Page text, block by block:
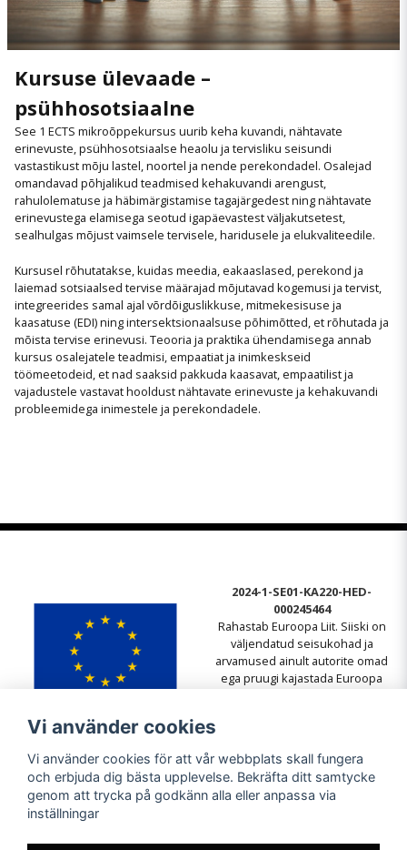
Kursuse ülevaade –
psühhosotsiaalne
See 1 ECTS mikroõppekursus uurib keha kuvandi, nähtavate
erinevuste, psühhosotsiaalse heaolu ja tervisliku seisundi
vastastikust mõju lastel, noortel ja nende perekondadel. Osalejad
omandavad põhjalikud teadmised kehakuvandi arengust,
rahulolematuse ja häbimärgistamise tagajärgedest ning nähtavate
erinevustega elamisega seotud igapäevastest väljakutsetest,
sealhulgas mõjust vaimsele tervisele, haridusele ja elukvaliteedile.
Kursusel rõhutatakse, kuidas meedia, eakaaslased, perekond ja
laiemad sotsiaalsed tervise määrajad mõjutavad kogemusi ja tervist,
integreerides samal ajal võrdõiguslikkuse, mitmekesisuse ja
kaasatuse (EDI) ning intersektsionaalsuse põhimõtted, et rõhutada ja
mõista tervise erinevusi. Teooria ja praktika ühendamisega annab
kursus osalejatele teadmisi, empaatiat ja inimkeskseid
töömeetodeid, et nad saaksid pakkuda kaasavat, empaatilist ja
vajadustele vastavat hooldust nähtavate erinevuste ja kehakuvandi
probleemidega inimestele ja perekondadele.
2024-1-SE01-KA220-HED-
000245464
Rahastab Euroopa Liit. Siiski on
väljendatud seisukohad ja
arvamused ainult autorite omad
ega pruugi kajastada Euroopa
Vi använder cookies
Vi använder cookies för att vår webbplats skall fungera
och erbjuda dig bästa upplevelse. Bekräfta ditt samtycke
genom att trycka på godkänn alla eller anpassa via
inställningar